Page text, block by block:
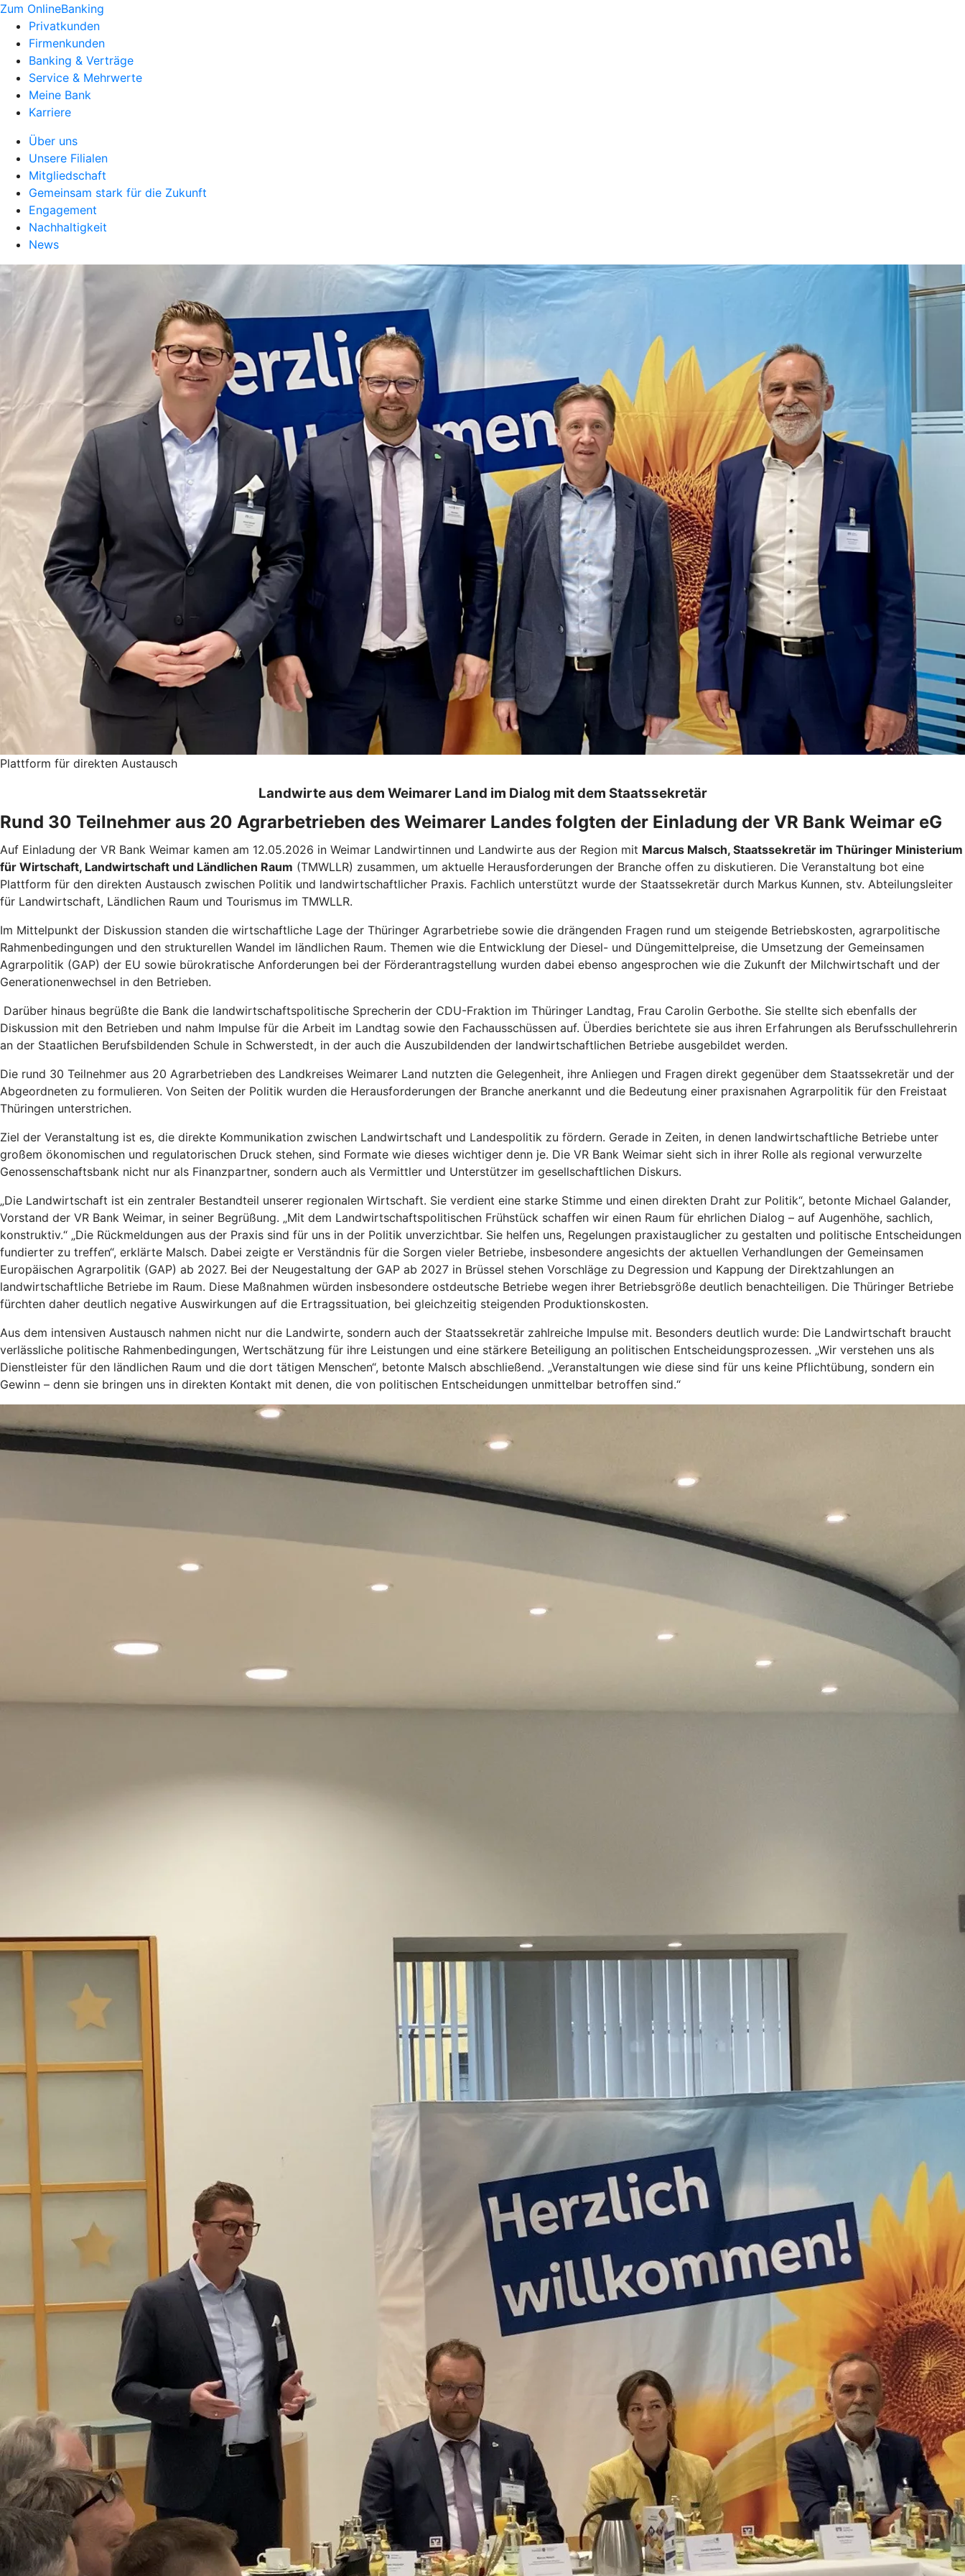
Zum OnlineBanking
Privatkunden
Firmenkunden
Banking & Verträge
Service & Mehrwerte
Meine Bank
Karriere
Über uns
Unsere Filialen
Mitgliedschaft
Gemeinsam stark für die Zukunft
Engagement
Nachhaltigkeit
News
Plattform für direkten Austausch
Landwirte aus dem Weimarer Land im Dialog mit dem Staatssekretär
Rund 30 Teilnehmer aus 20 Agrarbetrieben des Weimarer Landes folgten der Einladung der VR Bank Weimar eG
Auf Einladung der VR Bank Weimar kamen am 12.05.2026 in Weimar Landwirtinnen und Landwirte aus der Region mit Marcus Malsch, Staatssekretär im Thüringer Ministerium
für Wirtschaft, Landwirtschaft und Ländlichen Raum (TMWLLR) zusammen, um aktuelle Herausforderungen der Branche offen zu diskutieren. Die Veranstaltung bot eine
Plattform für den direkten Austausch zwischen Politik und landwirtschaftlicher Praxis. Fachlich unterstützt wurde der Staatssekretär durch Markus Kunnen, stv. Abteilungsleiter
für Landwirtschaft, Ländlichen Raum und Tourismus im TMWLLR.
Im Mittelpunkt der Diskussion standen die wirtschaftliche Lage der Thüringer Agrarbetriebe sowie die drängenden Fragen rund um steigende Betriebskosten, agrarpolitische
Rahmenbedingungen und den strukturellen Wandel im ländlichen Raum. Themen wie die Entwicklung der Diesel- und Düngemittelpreise, die Umsetzung der Gemeinsamen
Agrarpolitik (GAP) der EU sowie bürokratische Anforderungen bei der Förderantragstellung wurden dabei ebenso angesprochen wie die Zukunft der Milchwirtschaft und der
Generationenwechsel in den Betrieben.
Darüber hinaus begrüßte die Bank die landwirtschaftspolitische Sprecherin der CDU-Fraktion im Thüringer Landtag, Frau Carolin Gerbothe. Sie stellte sich ebenfalls der
Diskussion mit den Betrieben und nahm Impulse für die Arbeit im Landtag sowie den Fachausschüssen auf. Überdies berichtete sie aus ihren Erfahrungen als Berufsschullehrerin
an der Staatlichen Berufsbildenden Schule in Schwerstedt, in der auch die Auszubildenden der landwirtschaftlichen Betriebe ausgebildet werden.
Die rund 30 Teilnehmer aus 20 Agrarbetrieben des Landkreises Weimarer Land nutzten die Gelegenheit, ihre Anliegen und Fragen direkt gegenüber dem Staatssekretär und der
Abgeordneten zu formulieren. Von Seiten der Politik wurden die Herausforderungen der Branche anerkannt und die Bedeutung einer praxisnahen Agrarpolitik für den Freistaat
Thüringen unterstrichen.
Ziel der Veranstaltung ist es, die direkte Kommunikation zwischen Landwirtschaft und Landespolitik zu fördern. Gerade in Zeiten, in denen landwirtschaftliche Betriebe unter
großem ökonomischen und regulatorischen Druck stehen, sind Formate wie dieses wichtiger denn je. Die VR Bank Weimar sieht sich in ihrer Rolle als regional verwurzelte
Genossenschaftsbank nicht nur als Finanzpartner, sondern auch als Vermittler und Unterstützer im gesellschaftlichen Diskurs.
„Die Landwirtschaft ist ein zentraler Bestandteil unserer regionalen Wirtschaft. Sie verdient eine starke Stimme und einen direkten Draht zur Politik“, betonte Michael Galander,
Vorstand der VR Bank Weimar, in seiner Begrüßung. „Mit dem Landwirtschaftspolitischen Frühstück schaffen wir einen Raum für ehrlichen Dialog – auf Augenhöhe, sachlich,
konstruktiv.“ „Die Rückmeldungen aus der Praxis sind für uns in der Politik unverzichtbar. Sie helfen uns, Regelungen praxistauglicher zu gestalten und politische Entscheidungen
fundierter zu treffen“, erklärte Malsch. Dabei zeigte er Verständnis für die Sorgen vieler Betriebe, insbesondere angesichts der aktuellen Verhandlungen der Gemeinsamen
Europäischen Agrarpolitik (GAP) ab 2027. Bei der Neugestaltung der GAP ab 2027 in Brüssel stehen Vorschläge zu Degression und Kappung der Direktzahlungen an
landwirtschaftliche Betriebe im Raum. Diese Maßnahmen würden insbesondere ostdeutsche Betriebe wegen ihrer Betriebsgröße deutlich benachteiligen. Die Thüringer Betriebe
fürchten daher deutlich negative Auswirkungen auf die Ertragssituation, bei gleichzeitig steigenden Produktionskosten.
Aus dem intensiven Austausch nahmen nicht nur die Landwirte, sondern auch der Staatssekretär zahlreiche Impulse mit. Besonders deutlich wurde: Die Landwirtschaft braucht
verlässliche politische Rahmenbedingungen, Wertschätzung für ihre Leistungen und eine stärkere Beteiligung an politischen Entscheidungsprozessen. „Wir verstehen uns als
Dienstleister für den ländlichen Raum und die dort tätigen Menschen“, betonte Malsch abschließend. „Veranstaltungen wie diese sind für uns keine Pflichtübung, sondern ein
Gewinn – denn sie bringen uns in direkten Kontakt mit denen, die von politischen Entscheidungen unmittelbar betroffen sind.“